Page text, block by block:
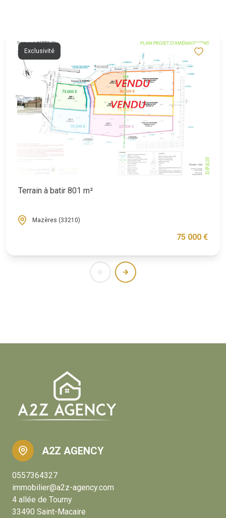
Exclusivité
Terrain à batir 801 m²
Mazères (33210)
75 000 €
A2Z AGENCY
0557364327
immobilier@a2z-agency.com
4 allée de Tourny
33490 Saint-Macaire